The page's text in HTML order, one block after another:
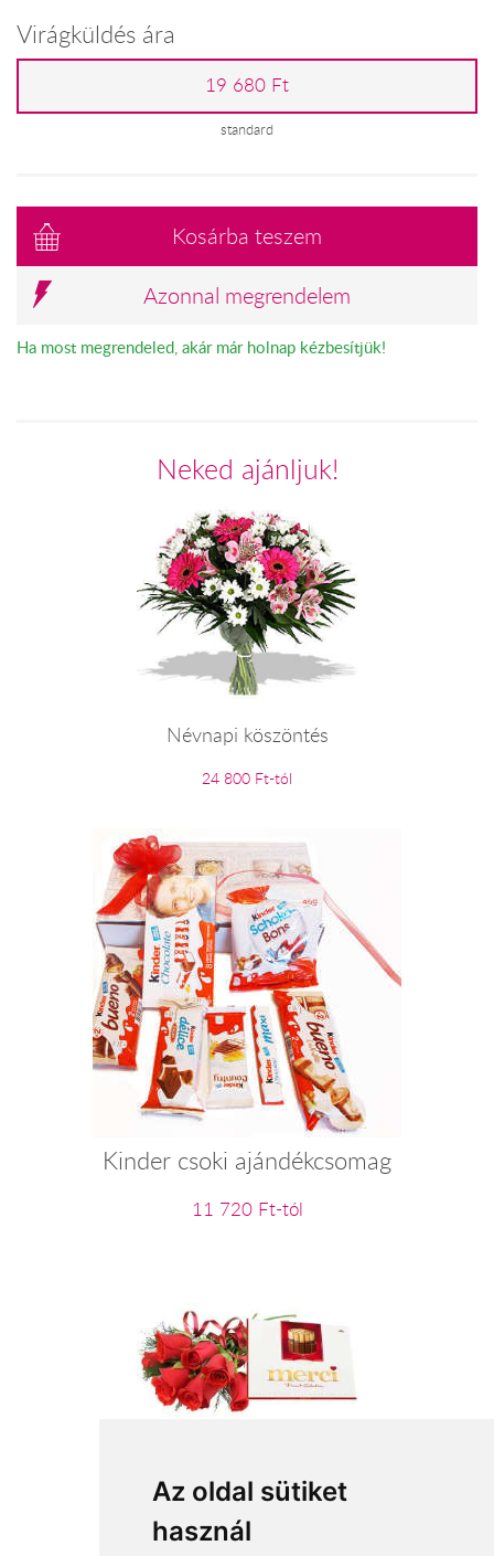
Az oldal sütiket
használ
Virágküldés ára
19 680 Ft
standard
Kosárba teszem
Azonnal megrendelem
Ha most megrendeled, akár már holnap kézbesítjük!
Neked ajánljuk!
Névnapi köszöntés
24 800 Ft-tól
Kinder csoki ajándékcsomag
11 720 Ft-tól
Igazából szerelem
23 920 Ft-tól